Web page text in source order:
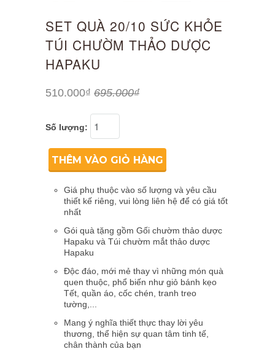
SET QUÀ 20/10 SỨC KHỎE
TÚI CHƯỜM THẢO DƯỢC
HAPAKU
510.000₫ 695.000₫
Số lượng:
THÊM VÀO GIỎ HÀNG
Giá phụ thuộc vào số lượng và yêu cầu
thiết kế riêng, vui lòng liên hệ để có giá tốt
nhất
Gói quà tặng gồm Gối chườm thảo dược
Hapaku và Túi chườm mắt thảo dược
Hapaku
Độc đáo, mới mẻ thay vì những món quà
quen thuộc, phổ biến như giỏ bánh kẹo
Tết, quần áo, cốc chén, tranh treo
tường,...
Mang ý nghĩa thiết thực thay lời yêu
thương, thể hiện sự quan tâm tinh tế,
chân thành của bạn